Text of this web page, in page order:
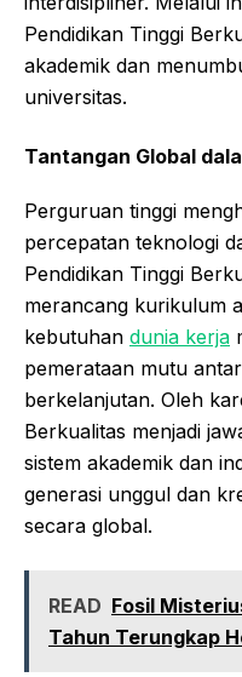
Pendidikan Tinggi
akademik dan
universitas.
Tantangan Global
Perguruan tinggi
percepatan teknologi
Pendidikan Tinggi
merancang kurikulum
kebutuhan dunia kerja
pemerataan mutu
berkelanjutan. Oleh
Berkualitas menjadi
sistem akademik dan
generasi unggul dan
secara global.
READ Fosil
Tahun Terungkap